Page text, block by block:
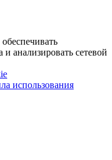
анализировать сетевой
использования